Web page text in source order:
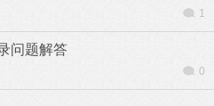
1
问题解答
0